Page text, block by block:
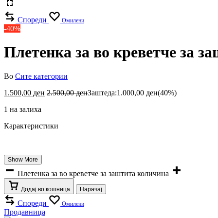
Спореди Омилени
-40%
Плетенка за во креветче за
Во Сите категории
1.500,00 ден 2.500,00денЗаштеда:1.000,00 ден(40%)
1 на залиха
Карактеристики
Show More
Плетенка за во креветче за заштита количина
Додај во кошница Нарачај
Спореди Омилени
Продавница